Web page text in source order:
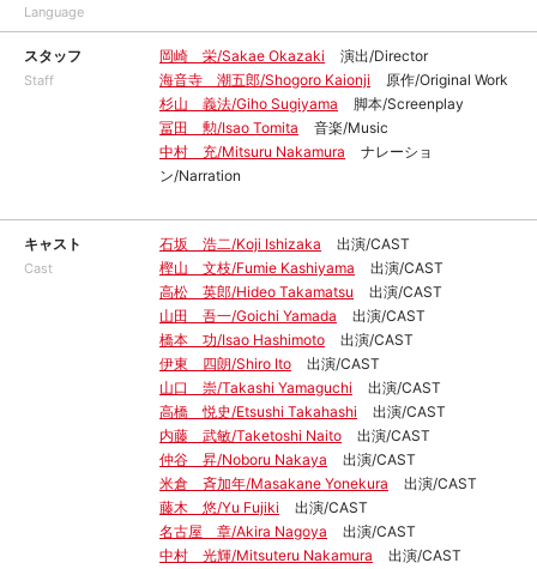
Language
スタッフ
Staff
岡崎 栄/Sakae Okazaki
演出/Director
海音寺 潮五郎/Shogoro Kaionji
原作/Original Work
杉山 義法/Giho Sugiyama
脚本/Screenplay
冨田 勲/Isao Tomita
音楽/Music
中村 充/Mitsuru Nakamura
ナレーショ
ン/Narration
キャスト
Cast
石坂 浩二/Koji Ishizaka
出演/CAST
樫山 文枝/Fumie Kashiyama
出演/CAST
高松 英郎/Hideo Takamatsu
出演/CAST
山田 吾一/Goichi Yamada
出演/CAST
橋本 功/Isao Hashimoto
出演/CAST
伊東 四朗/Shiro Ito
出演/CAST
山口 崇/Takashi Yamaguchi
出演/CAST
高橋 悦史/Etsushi Takahashi
出演/CAST
内藤 武敏/Taketoshi Naito
出演/CAST
仲谷 昇/Noboru Nakaya
出演/CAST
米倉 斉加年/Masakane Yonekura
出演/CAST
藤木 悠/Yu Fujiki
出演/CAST
名古屋 章/Akira Nagoya
出演/CAST
中村 光輝/Mitsuteru Nakamura
出演/CAST